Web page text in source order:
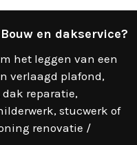
en dakservice?
het leggen van een
verlaagd plafond,
reparatie,
stucwerk of
renovatie /